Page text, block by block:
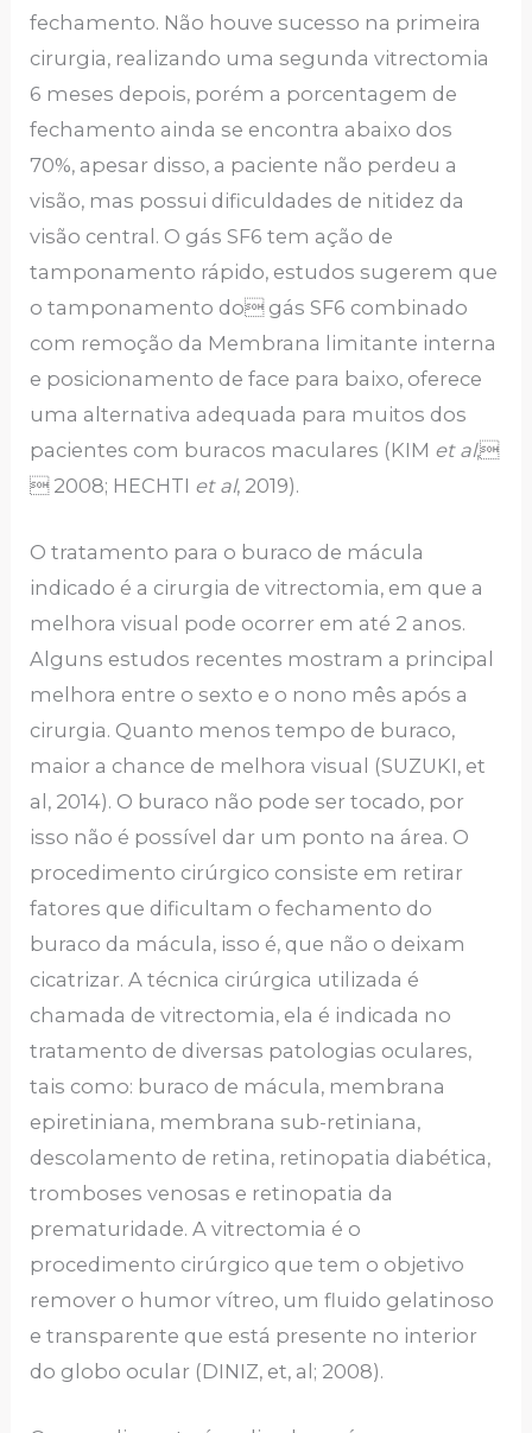
fechamento. Não houve sucesso na primeira
cirurgia, realizando uma segunda vitrectomia
6 meses depois, porém a porcentagem de
fechamento ainda se encontra abaixo dos
70%, apesar disso, a paciente não perdeu a
visão, mas possui dificuldades de nitidez da
visão central. O gás SF6 tem ação de
tamponamento rápido, estudos sugerem que
o tamponamento do gás SF6 combinado
com remoção da Membrana limitante interna
e posicionamento de face para baixo, oferece
uma alternativa adequada para muitos dos
pacientes com buracos maculares (KIM et al,
 2008; HECHTI et al, 2019).
O tratamento para o buraco de mácula
indicado é a cirurgia de vitrectomia, em que a
melhora visual pode ocorrer em até 2 anos.
Alguns estudos recentes mostram a principal
melhora entre o sexto e o nono mês após a
cirurgia. Quanto menos tempo de buraco,
maior a chance de melhora visual (SUZUKI, et
al, 2014). O buraco não pode ser tocado, por
isso não é possível dar um ponto na área. O
procedimento cirúrgico consiste em retirar
fatores que dificultam o fechamento do
buraco da mácula, isso é, que não o deixam
cicatrizar. A técnica cirúrgica utilizada é
chamada de vitrectomia, ela é indicada no
tratamento de diversas patologias oculares,
tais como: buraco de mácula, membrana
epiretiniana, membrana sub-retiniana,
descolamento de retina, retinopatia diabética,
tromboses venosas e retinopatia da
prematuridade. A vitrectomia é o
procedimento cirúrgico que tem o objetivo
remover o humor vítreo, um fluido gelatinoso
e transparente que está presente no interior
do globo ocular (DINIZ, et, al; 2008).